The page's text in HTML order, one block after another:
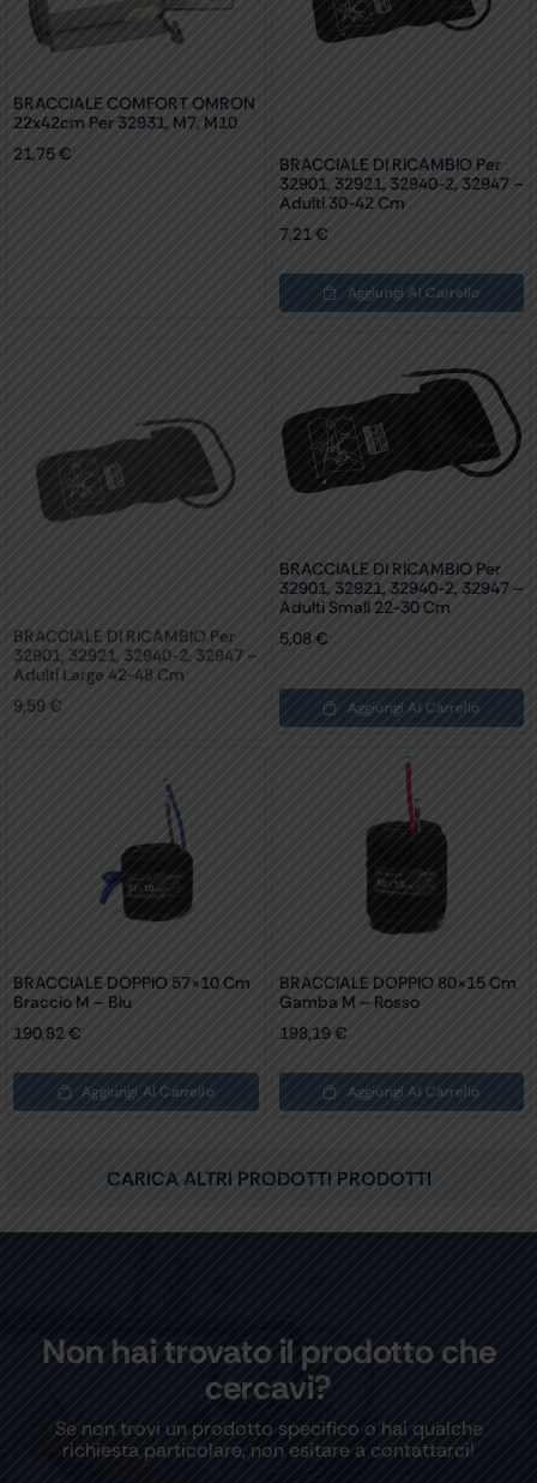
BRACCIALE COMFORT OMRON
22x42cm Per 32931, M7, M10
21,75€
BRACCIALE DI RICAMBIO Per
32901, 32921, 32940-2, 32947 –
Adulti 30-42 Cm
7,21€
Aggiungi Al Carrello
BRACCIALE DI RICAMBIO Per
32901, 32921, 32940-2, 32947 –
Adulti Large 42-48 Cm
9,59€
BRACCIALE DI RICAMBIO Per
32901, 32921, 32940-2, 32947 –
Adulti Small 22-30 Cm
5,08€
Aggiungi Al Carrello
BRACCIALE DOPPIO 57×10 Cm
Braccio M – Blu
190,82€
Aggiungi Al Carrello
BRACCIALE DOPPIO 80×15 Cm
Gamba M – Rosso
Aggiungi Al Carrello
CARICA ALTRI PRODOTTI PRODOTTI
Non hai trovato il prodotto che
cercavi?
Se non trovi un prodotto specifico o hai qualche
richiesta particolare, non esitare a contattarci!